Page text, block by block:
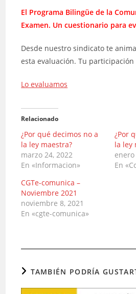
entrada:
entrada:
El Programa Bilingüe de la
Examen. Un cuestionario para
Desde nuestro sindicato te
esta evaluación. Tu
Lo evaluamos
Relacionado
¿Por qué decimos no a
la ley maestra?
marzo 24, 2022
En «Informacion»
¿Por
la ley
enero
En
CGTe-comunica –
Noviembre 2021
noviembre 8, 2021
En «cgte-comunica»
TAMBIÉN PODRÍA